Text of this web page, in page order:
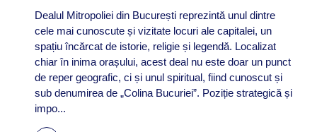
Dealul Mitropoliei din București reprezintă unul dintre
cele mai cunoscute și vizitate locuri ale capitalei, un
spațiu încărcat de istorie, religie și legendă. Localizat
chiar în inima orașului, acest deal nu este doar un punct
de reper geografic, ci și unul spiritual, fiind cunoscut și
sub denumirea de „Colina Bucuriei”. Poziție strategică și
impo...